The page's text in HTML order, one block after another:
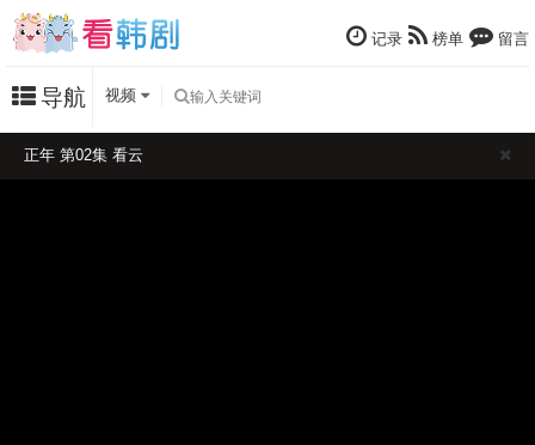
记录 榜单 留言
导航 视频
正年 第02集 看云